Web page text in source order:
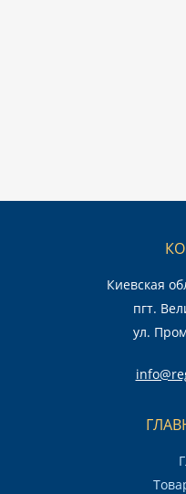
Киевская
пгт.
ул.